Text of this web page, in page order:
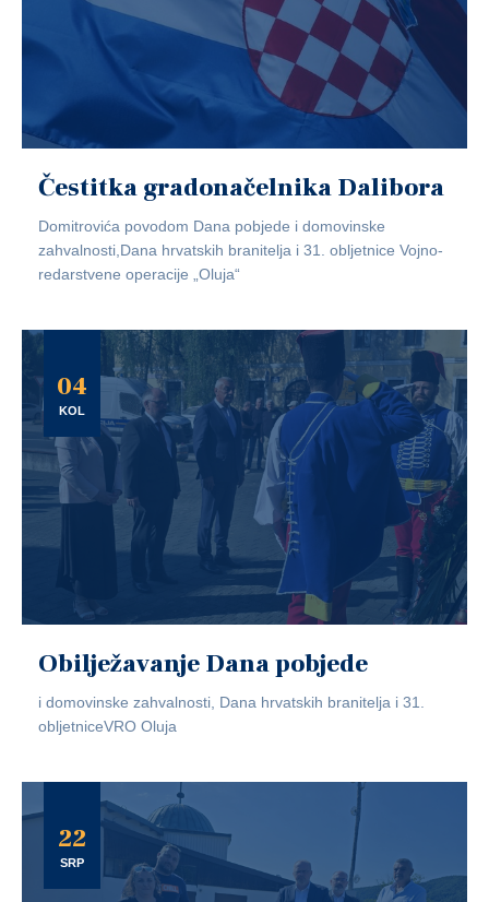
Čestitka gradonačelnika Dalibora
Domitrovića povodom Dana pobjede i domovinske
zahvalnosti,Dana hrvatskih branitelja i 31. obljetnice Vojno-
redarstvene operacije „Oluja“
04
KOL
Obilježavanje Dana pobjede
i domovinske zahvalnosti, Dana hrvatskih branitelja i 31.
obljetniceVRO Oluja
22
SRP